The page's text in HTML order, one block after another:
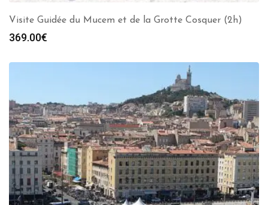
Visite Guidée du Mucem et de la Grotte Cosquer (2h)
369.00€